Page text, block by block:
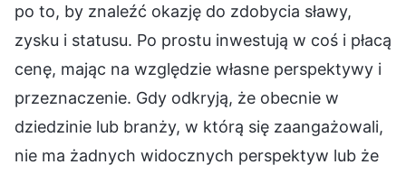
po to, by znaleźć okazję do zdobycia sławy,
zysku i statusu. Po prostu inwestują w coś i płacą
cenę, mając na względzie własne perspektywy i
przeznaczenie. Gdy odkryją, że obecnie w
dziedzinie lub branży, w którą się zaangażowali,
nie ma żadnych widocznych perspektyw lub że